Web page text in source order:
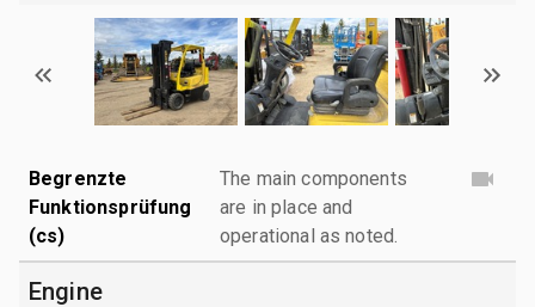
Begrenzte
Funktionsprüfung
(cs)
The main components
are in place and
operational as noted.
Engine